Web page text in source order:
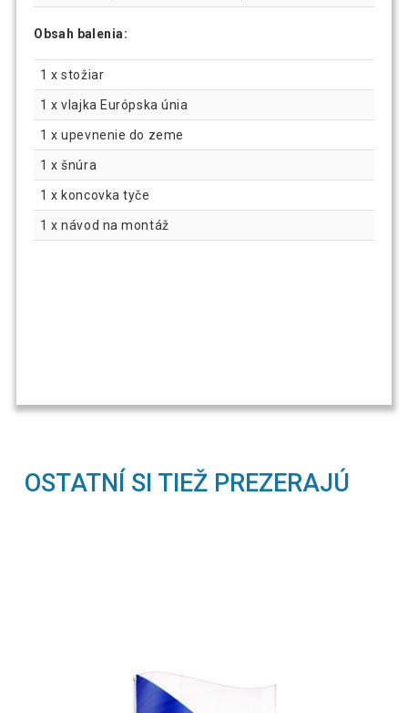
Obsah balenia:
1 x stožiar
1 x vlajka Európska únia
1 x upevnenie do zeme
1 x šnúra
1 x koncovka tyče
1 x návod na montáž
OSTATNÍ SI TIEŽ PREZERAJÚ